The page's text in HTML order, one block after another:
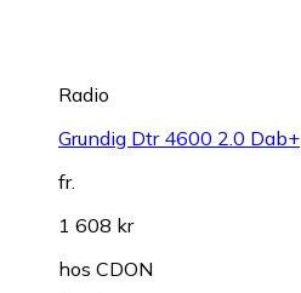
Radio
Grundig Dtr 4600 2.0 Dab+
fr.
1 608 kr
hos CDON